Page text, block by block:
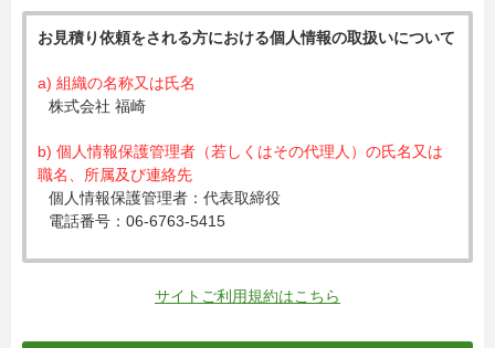
お見積り依頼をされる方における個人情報の取扱いについて
a) 組織の名称又は氏名
株式会社 福崎
b) 個人情報保護管理者（若しくはその代理人）の氏名又は
職名、所属及び連絡先
個人情報保護管理者：代表取締役
電話番号：06-6763-5415
c) 個人情報の利用目的
入力された個人情報は、お見積り依頼への対応のために利
サイトご利用規約はこちら